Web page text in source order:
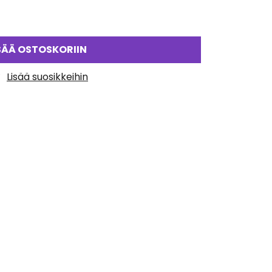
OSTOSKORIIN
Lisää suosikkeihin